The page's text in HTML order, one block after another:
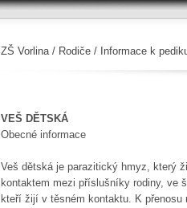
ZŠ Vorlina/ Rodiče/ Informace k
VEŠ DĚTSKÁ
Obecné informace
Veš dětská je parazitický hmyz, který
kontaktem mezi příslušníky rodiny, ve
kteří žijí v těsném kontaktu. K přenosu